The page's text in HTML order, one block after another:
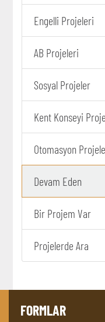
Engelli Projeleri
AB Projeleri
Sosyal Projeler
Kent Konseyi
Otomasyon
Devam Eden
Bir Projem Var
Projelerde Ara
FORMLAR